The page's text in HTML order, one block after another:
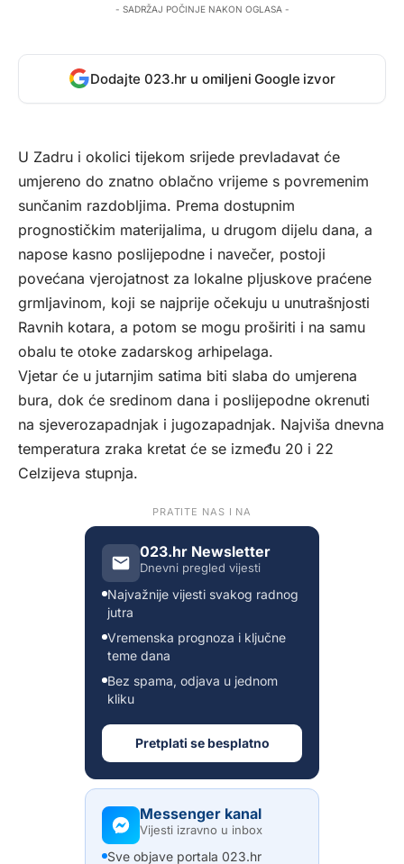
- SADRŽAJ POČINJE NAKON OGLASA -
Dodajte 023.hr u omiljeni Google izvor
U Zadru i okolici tijekom srijede prevladavat će
umjereno do znatno oblačno vrijeme s povremenim
sunčanim razdobljima. Prema dostupnim
prognostičkim materijalima, u drugom dijelu dana, a
napose kasno poslijepodne i navečer, postoji
povećana vjerojatnost za lokalne pljuskove praćene
grmljavinom, koji se najprije očekuju u unutrašnjosti
Ravnih kotara, a potom se mogu proširiti i na samu
obalu te otoke zadarskog arhipelaga.
Vjetar će u jutarnjim satima biti slaba do umjerena
bura, dok će sredinom dana i poslijepodne okrenuti
na sjeverozapadnjak i jugozapadnjak. Najviša dnevna
temperatura zraka kretat će se između 20 i 22
Celzijeva stupnja.
PRATITE NAS I NA
023.hr Newsletter
Dnevni pregled vijesti
Najvažnije vijesti svakog radnog
jutra
Vremenska prognoza i ključne
teme dana
Bez spama, odjava u jednom
kliku
Pretplati se besplatno
Messenger kanal
Vijesti izravno u inbox
Sve objave portala 023.hr